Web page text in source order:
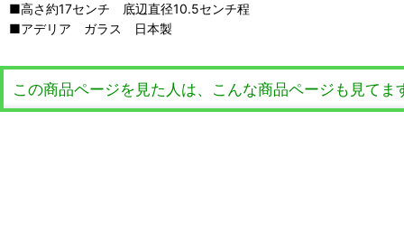
■高さ約17センチ 底辺直径10.5センチ程
■アデリア ガラス 日本製
この商品ページを見た人は、こんな商品ページも見てま